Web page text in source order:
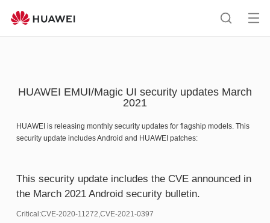
support
HUAWEI EMUI/Magic UI security updates March
2021
HUAWEI is releasing monthly security updates for flagship models. This
security update includes Android and HUAWEI patches:
This security update includes the CVE announced in
the March 2021 Android security bulletin.
Critical:CVE-2020-11272,CVE-2021-0397